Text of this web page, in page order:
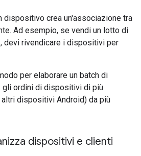
dispositivo crea un'associazione tra
Ad esempio, se vendi un lotto di
devi rivendicare i dispositivi per
per elaborare un batch di
ordini di dispositivi di più
dispositivi Android) da più
dispositivi e clienti